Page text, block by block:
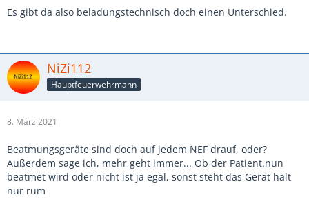
Es gibt da also beladungstechnisch doch einen Unterschied.
NiZi112
Hauptfeuerwehrmann
8. März 2021
Beatmungsgeräte sind doch auf jedem NEF drauf, oder?
Außerdem sage ich, mehr geht immer... Ob der Patient.nun
beatmet wird oder nicht ist ja egal, sonst steht das Gerät halt
nur rum